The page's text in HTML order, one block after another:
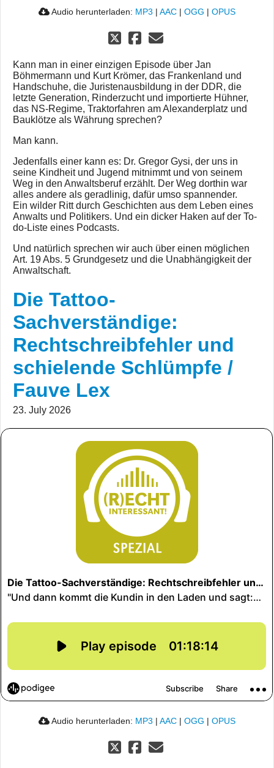
Audio herunterladen: MP3 | AAC | OGG | OPUS
Kann man in einer einzigen Episode über Jan
Böhmermann und Kurt Krömer, das Frankenland und
Handschuhe, die Juristenausbildung in der DDR, die
letzte Generation, Rinderzucht und importierte Hühner,
das NS-Regime, Traktorfahren am Alexanderplatz und
Bauklötze als Währung sprechen?
Man kann.
Jedenfalls einer kann es: Dr. Gregor Gysi, der uns in
seine Kindheit und Jugend mitnimmt und von seinem
Weg in den Anwaltsberuf erzählt. Der Weg dorthin war
alles andere als geradlinig, dafür umso spannender.
Ein wilder Ritt durch Geschichten aus dem Leben eines
Anwalts und Politikers. Und ein dicker Haken auf der To-
do-Liste eines Podcasts.
Und natürlich sprechen wir auch über einen möglichen
Art. 19 Abs. 5 Grundgesetz und die Unabhängigkeit der
Anwaltschaft.
Die Tattoo-
Sachverständige:
Rechtschreibfehler und
schielende Schlümpfe /
Fauve Lex
23. July 2026
Audio herunterladen: MP3 | AAC | OGG | OPUS